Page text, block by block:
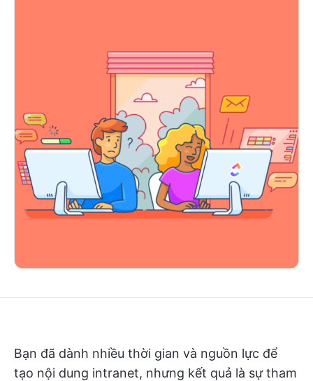
Bạn đã dành nhiều thời gian và nguồn lực để
tạo nội dung intranet, nhưng kết quả là sự tham